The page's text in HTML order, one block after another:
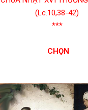
(Lc.10,38-42)
***
CHỌN